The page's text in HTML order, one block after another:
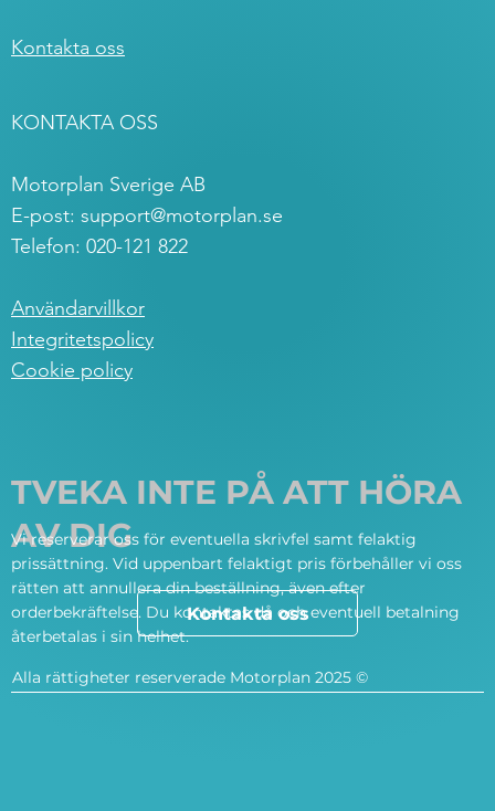
Kontakta oss
KONTAKTA OSS
Motorplan Sverige AB
E-post: support@motorplan.se
Telefon: 020-121 822
Användarvillkor
Integritetspolicy
Cookie policy
TVEKA INTE PÅ ATT HÖRA
AV DIG
Kontakta oss
Vi reserverar oss för eventuella skrivfel samt felaktig
prissättning. Vid uppenbart felaktigt pris förbehåller vi oss
rätten att annullera din beställning, även efter
orderbekräftelse. Du kontaktas då och eventuell betalning
återbetalas i sin helhet.
Alla rättigheter reserverade Motorplan 2025 ©